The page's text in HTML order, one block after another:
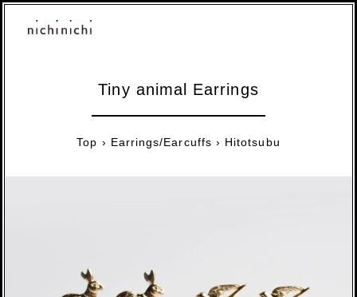
Tiny animal Earrings
Top › Earrings/Earcuffs › Hitotsubu